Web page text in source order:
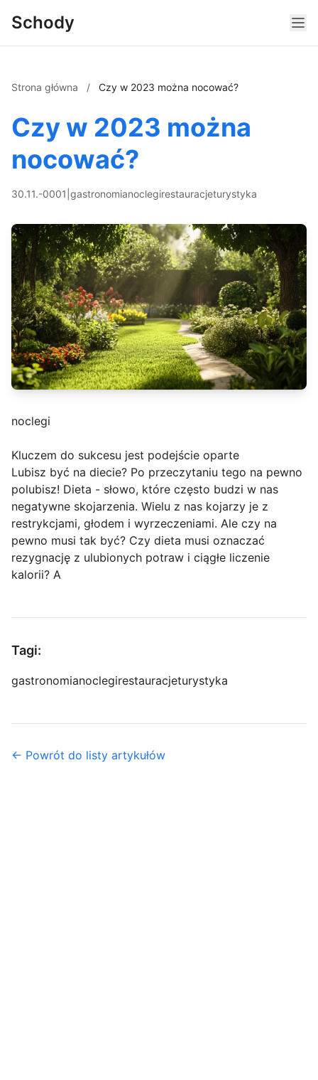
Schody
Strona główna / Czy w 2023 można nocować?
Czy w 2023 można
nocować?
30.11.-0001 gastronomianoclegirestauracjeturystyka
noclegi
Kluczem do sukcesu jest podejście oparte
Lubisz być na diecie? Po przeczytaniu tego na pewno
polubisz! Dieta - słowo, które często budzi w nas
negatywne skojarzenia. Wielu z nas kojarzy je z
restrykcjami, głodem i wyrzeczeniami. Ale czy na
pewno musi tak być? Czy dieta musi oznaczać
rezygnację z ulubionych potraw i ciągłe liczenie
kalorii? A
Tagi:
gastronomianoclegirestauracjeturystyka
← Powrót do listy artykułów